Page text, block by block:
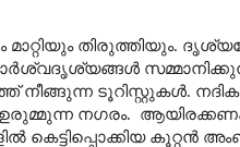
തിരുത്തിയും.
സമ്മാനിക്കുന്ന
നീങ്ങുന്ന ടൂറിസ്റ്റുകൾ.
നഗരം.
കൂറ്റൻ